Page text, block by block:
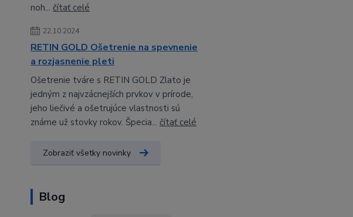
noh... čítať celé
22.10.2024
RETIN GOLD Ošetrenie na spevnenie
a rozjasnenie pleti
Ošetrenie tváre s RETIN GOLD Zlato je
jedným z najvzácnejších prvkov v prírode,
jeho liečivé a ošetrujúce vlastnosti sú
známe už stovky rokov. Špecia... čítať celé
Zobraziť všetky novinky
Blog